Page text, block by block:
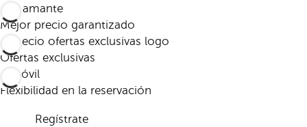
Mejor precio garantizado
Ofertas exclusivas
Flexibilidad en la reservación
Regístrate